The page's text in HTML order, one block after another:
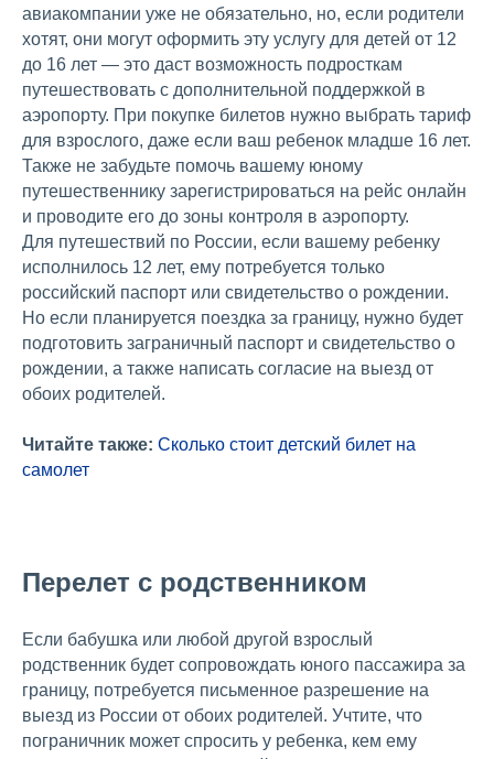
авиакомпании уже не обязательно, но, если родители
хотят, они могут оформить эту услугу для детей от 12
до 16 лет — это даст возможность подросткам
путешествовать с дополнительной поддержкой в
аэропорту. При покупке билетов нужно выбрать тариф
для взрослого, даже если ваш ребенок младше 16 лет.
Также не забудьте помочь вашему юному
путешественнику зарегистрироваться на рейс онлайн
и проводите его до зоны контроля в аэропорту.
Для путешествий по России, если вашему ребенку
исполнилось 12 лет, ему потребуется только
российский паспорт или свидетельство о рождении.
Но если планируется поездка за границу, нужно будет
подготовить заграничный паспорт и свидетельство о
рождении, а также написать согласие на выезд от
обоих родителей.
Читайте также: Сколько стоит детский билет на
самолет
Перелет с родственником
Если бабушка или любой другой взрослый
родственник будет сопровождать юного пассажира за
границу, потребуется письменное разрешение на
выезд из России от обоих родителей. Учтите, что
пограничник может спросить у ребенка, кем ему